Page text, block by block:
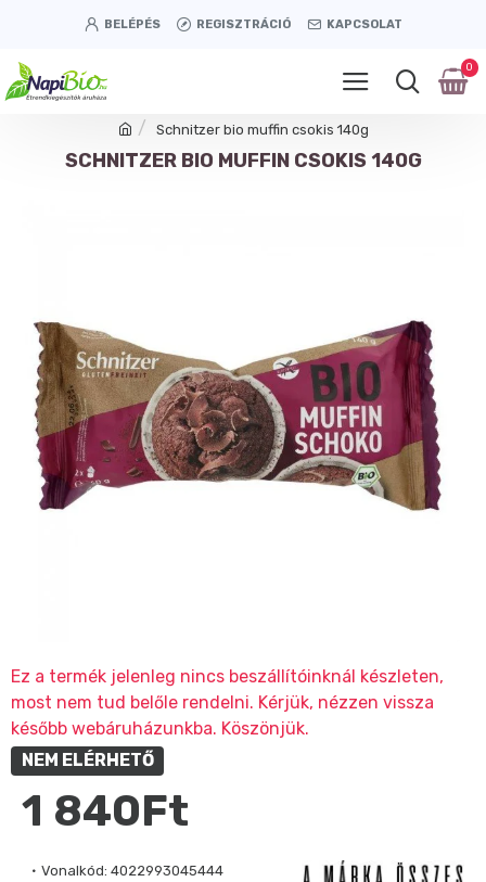
BELÉPÉS REGISZTRÁCIÓ KAPCSOLAT
0
Schnitzer bio muffin csokis 140g
SCHNITZER BIO MUFFIN CSOKIS 140G
Ez a termék jelenleg nincs beszállítóinknál készleten,
most nem tud belőle rendelni. Kérjük, nézzen vissza
később webáruházunkba. Köszönjük.
Vonalkód: 4022993045444
NEM ELÉRHETŐ
1 840Ft